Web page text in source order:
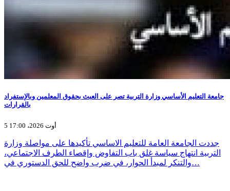
جامعة التعليم الأساسي وزارة التربية تصر على العبث بحقوق المعلمين وبالإستفراد
بالقرارات
5 أوت 2026، 17:00
جددت الجامعة العامة للتعليم الاساسي تأكيدها على مواصلة وزارة
التربية انتهاج سياسة غلق باب التفاوض وإقصاء الطرف الاجتماعي،
والتنكر لمبدأ الحوار، في ضرب واضح للحق الدستوري في…